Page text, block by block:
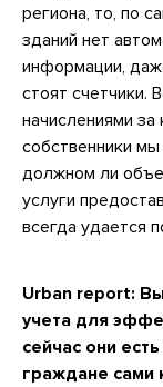
региона, то, по
зданий нет
информации,
стоят счетчики.
начислениями за
собственники
должном ли
услуги
всегда удается
Urban report:
учета для
сейчас они
граждане сами